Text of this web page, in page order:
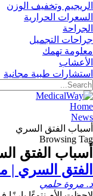
الريجيم وتخفيف الوزن
السعرات الحرارية
الجراحة
جراحات التجميل
معلومة تهمك
الأعشاب
استشارات طبية مجانية
Home
News
أسباب الفتق السري
Browsing Tag
أسباب الفتق
الفتق السري |
د. مروة حلمي